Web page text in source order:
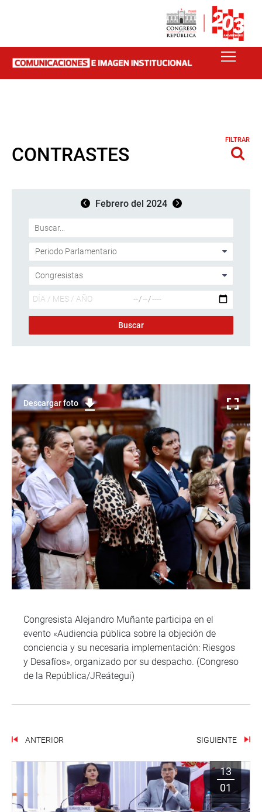
CONTRASTES
FILTRAR
Febrero del 2024
Descargar foto
Congresista Alejandro Muñante participa en el
evento «Audiencia pública sobre la objeción de
conciencia y su necesaria implementación: Riesgos
y Desafíos», organizado por su despacho. (Congreso
de la República/JReátegui)
ANTERIOR SIGUIENTE
13
01